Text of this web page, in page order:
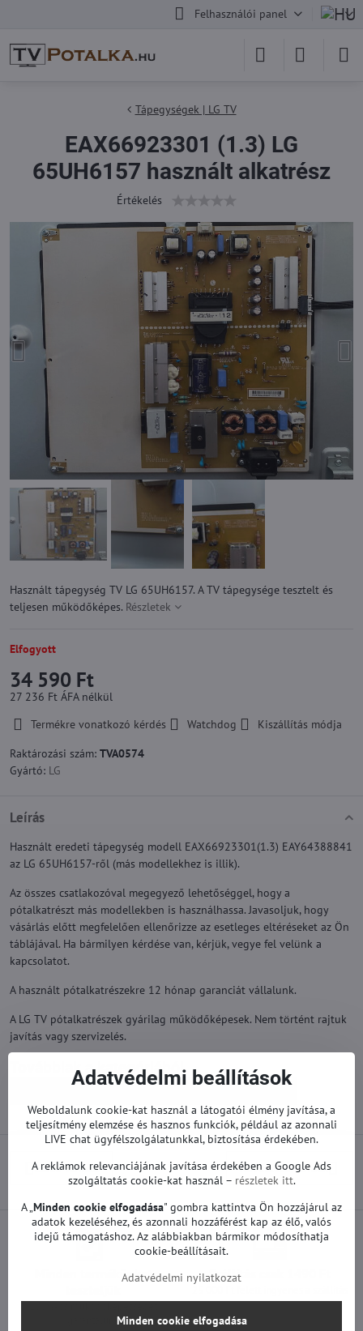
Felhasználói panel
Tápegységek | LG TV
EAX66923301 (1.3) LG
65UH6157 használt alkatrész
Értékelés
Használt tápegység TV LG 65UH6157. A TV tápegysége tesztelt és
teljesen működőképes. Részletek
Elfogyott
34 590 Ft
27 236 Ft ÁFA nélkül
Termékre vonatkozó kérdés
Watchdog
Kiszállítás módja
Raktározási szám: TVA0574
Gyártó: LG
Leírás
Használt eredeti tápegység modell EAX66923301(1.3) EAY64388841
az LG 65UH6157-ről (más modellekhez is illik).
Az összes csatlakozóval megegyező lehetőséggel, hogy a
pótalkatrészt más modellekben is használhassa. Javasoljuk, hogy
vásárlás előtt megfelelően ellenőrizze az esetleges eltéréseket az Ön
táblájával. Ha bármilyen kérdése van, kérjük, vegye fel velünk a
kapcsolatot.
A használt pótalkatrészekre 12 hónap garanciát vállalunk.
A LG TV pótalkatrészek gyárilag működőképesek. Nem történt rajtuk
javítás vagy szervizelés.
Továbbiak a kategóriából
Előző termék Következő termék
Minden termékünket
garantálunk
Szállítás csak 1490 Ft
Adatvédelmi beállítások
Weboldalunk cookie-kat használ a látogatói élmény javítása, a
teljesítmény elemzése és hasznos funkciók, például az azonnali
LIVE chat ügyfélszolgálatunkkal, biztosítása érdekében.
A reklámok relevanciájának javítása érdekében a Google Ads
szolgáltatás cookie-kat használ – részletek itt.
A „Minden cookie elfogadása" gombra kattintva Ön hozzájárul az
adatok kezeléséhez, és azonnali hozzáférést kap az élő, valós
idejű támogatáshoz. Az alábbiakban bármikor módosíthatja
cookie-beállításait.
Adatvédelmi nyilatkozat
Minden cookie elfogadása